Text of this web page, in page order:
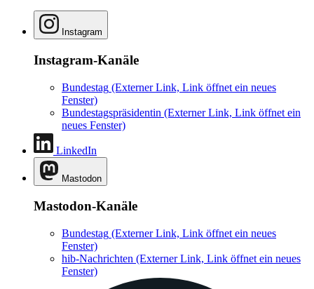
Instagram
Instagram-Kanäle
Bundestag (Externer Link, Link öffnet ein neues
Fenster)
Bundestagspräsidentin (Externer Link, Link öffnet ein
neues Fenster)
LinkedIn
Mastodon
Mastodon-Kanäle
Bundestag (Externer Link, Link öffnet ein neues
Fenster)
hib-Nachrichten (Externer Link, Link öffnet ein neues
Fenster)